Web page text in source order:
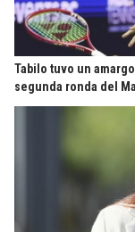
Tabilo tuvo un
segunda ronda del